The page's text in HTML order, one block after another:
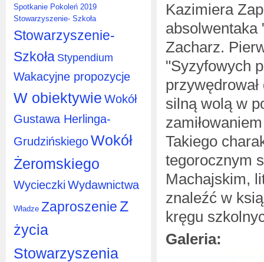
Spotkanie Pokoleń 2019
Stowarzyszenie- Szkoła
Stowarzyszenie-
Szkoła Stypendium
Wakacyjne propozycje
W obiektywie Wokół
Gustawa Herlinga-
GrudzińskiegoWokół
Żeromskiego
Wycieczki Wydawnictwa
Władze ZaproszenieZ
życia
Stowarzyszenia
Kazimiera
absolwentaka
Zacharz.
"Syzyfowych
silną wolą w
Takiego
tegorocznym
Machajskim,
znaleźć w
kręgu
Galeria: